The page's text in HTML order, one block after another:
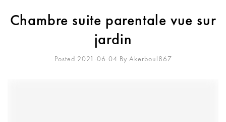
Chambre suite parentale vue sur
jardin
Posted 2021-06-04 By Akerboul867